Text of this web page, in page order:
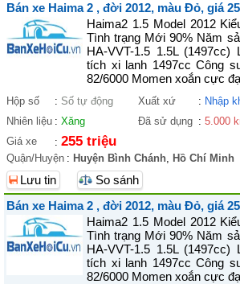
Bán xe Haima 2 , đời 2012, màu Đỏ, giá
Haima2 1.5 Model 2012
Tình trạng Mới 90% Năm
HA-VVT-1.5 1.5L
tích xi lanh 1497cc Công
82/6000 Momen xoắn cực
Hộp số : Số tự động Xuất xứ : Nhập
Nhiên liệu : Xăng Đã sử dụng : 5.000
Giá xe
: 255 triệu
Quận/Huyện : Huyện Bình Chánh, Hồ Chí Minh
Lưu tin
So sánh
Bán xe Haima 2 , đời 2012, màu Đỏ, giá
Haima2 1.5 Model 2012
Tình trạng Mới 90% Năm
HA-VVT-1.5 1.5L
tích xi lanh 1497cc Công
82/6000 Momen xoắn cực